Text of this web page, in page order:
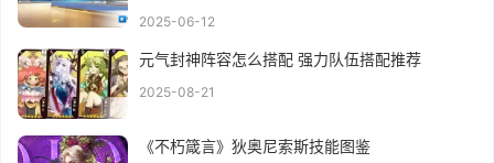
2025-06-12
元气封神阵容怎么搭配 强力队伍搭配推荐
2025-08-21
《不朽箴言》狄奥尼索斯技能图鉴